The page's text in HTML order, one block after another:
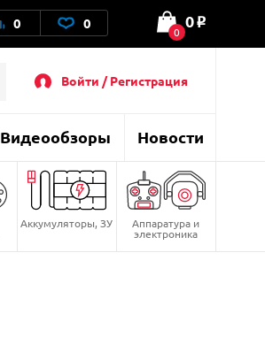
0 0 0
0 o
Войти / Регистрация
Видеообзоры Новости
Аккумуляторы, ЗУ Аппаратура и
электроника